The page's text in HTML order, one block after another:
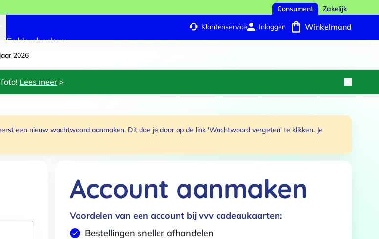
Consument Zakelijk
Saldo checken
Klantenservice Inloggen Winkelmand
2026
Lees meer >
een nieuw wachtwoord aanmaken. Dit doe je door op de link 'Wachtwoord vergeten' te klikken. Je
Account aanmaken
Voordelen van een account bij vvv cadeaukaarten:
Bestellingen sneller afhandelen